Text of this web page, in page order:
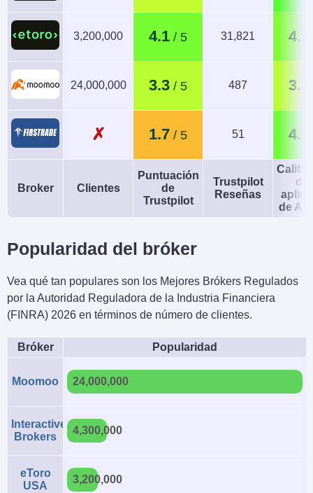
3,200,000 4.1 31,821 4.0
24,000,000 3.3 487 3.3
✗ 1.7 51 4.2
Broker Clientes
Puntuación
de
Trustpilot
Trustpilot
Reseñas
de
de
Popularidad del bróker
Vea qué tan populares son los Mejores Brókers Regulados
por la Autoridad Reguladora de la Industria Financiera
(FINRA) 2026 en términos de número de clientes.
Bróker Popularidad
Moomoo 24,000,000
Interactive
Brokers
4,300,000
eToro
USA
3,200,000